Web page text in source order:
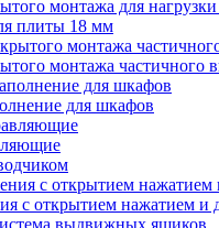
монтажа для нагрузки
плиты 18 мм
монтажа частичного
для шкафов
с открытием нажатием и